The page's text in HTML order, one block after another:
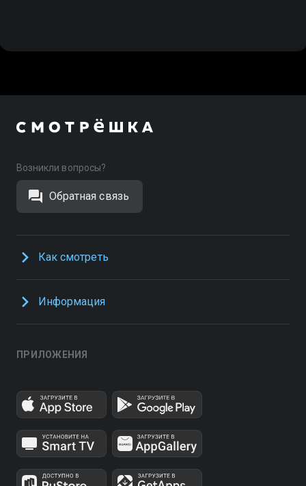
Возникли вопросы?
Обратная связь
Как смотреть
Информация
ПРИЛОЖЕНИЯ